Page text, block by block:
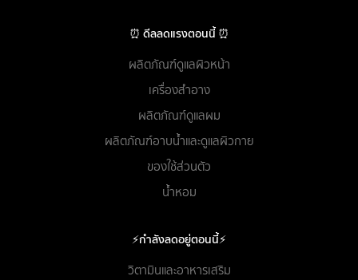
⏰ ดีลลดแรงตอนนี้ ⏰
ผลิตภัณฑ์ดูแลผิวหน้า
เครื่องสำอาง
ผลิตภัณฑ์ดูแลผม
ผลิตภัณฑ์อาบน้ำและดูแลผิวกาย
ของใช้ส่วนตัว
น้ำหอม
⚡กำลังลดอยู่ตอนนี้⚡
วิตามินและอาหารเสริม